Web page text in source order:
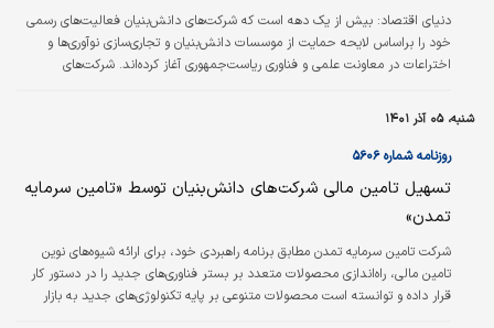
دنياي اقتصاد: بیش از یک دهه است که شرکت‌‌های دانش‌بنیان فعالیت‌‌های رسمی
خود را براساس لایحه حمایت از موسسات دانش‌بنیان و تجاری‌سازی نوآوری‌‌ها و
اختراعات در معاونت علمی و فناوری ریاست‌جمهوری آغاز کرده‌‌اند. شرکت‌‌های
را آغاز کرده‌اند که در ابتدای راه با مشکلاتی روبه‌رو هستند که باید با نگاه جدی دولتی
مورد حمایت قرار بگیرند.
شنبه، ۰۵ آذر ۱۴۰۱
روزنامه شماره ۵۶۰۶
تسهیل تامین مالی شرکت‌های دانش‌بنیان توسط «تامین سرمایه
تمدن»
شرکت تامین سرمایه تمدن مطابق برنامه راهبردی خود، برای ارائه شیوه‌‌‌های نوین
تامین مالی، راه‌اندازی محصولات متعدد بر بستر فناوری‌‌‌های جدید را در دستور کار
قرار داده و توانسته است محصولات متنوعی بر پایه تکنولوژی‌های جدید به بازار